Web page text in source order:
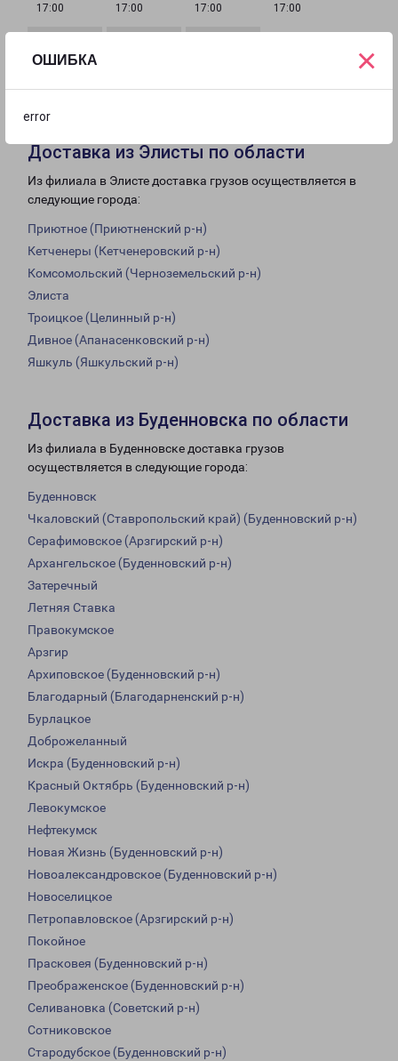
ОШИБКА
error
×
17:00 17:00 17:00 17:00
с 08:00 до
Доставка из Элисты по области
Из филиала в Элисте доставка грузов осуществляется в
следующие города:
Приютное (Приютненский р-н)
Кетченеры (Кетченеровский р-н)
Комсомольский (Черноземельский р-н)
Элиста
Троицкое (Целинный р-н)
Дивное (Апанасенковский р-н)
Яшкуль (Яшкульский р-н)
Доставка из Буденновска по области
Из филиала в Буденновске доставка грузов
осуществляется в следующие города:
Буденновск
Чкаловский (Ставропольский край) (Буденновский р-н)
Серафимовское (Арзгирский р-н)
Архангельское (Буденновский р-н)
Затеречный
Летняя Ставка
Правокумское
Арзгир
Архиповское (Буденновский р-н)
Благодарный (Благодарненский р-н)
Бурлацкое
Доброжеланный
Искра (Буденновский р-н)
Красный Октябрь (Буденновский р-н)
Левокумское
Нефтекумск
Новая Жизнь (Буденновский р-н)
Новоалександровское (Буденновский р-н)
Новоселицкое
Петропавловское (Арзгирский р-н)
Покойное
Прасковея (Буденновский р-н)
Преображенское (Буденновский р-н)
Селивановка (Советский р-н)
Сотниковское
Стародубское (Буденновский р-н)